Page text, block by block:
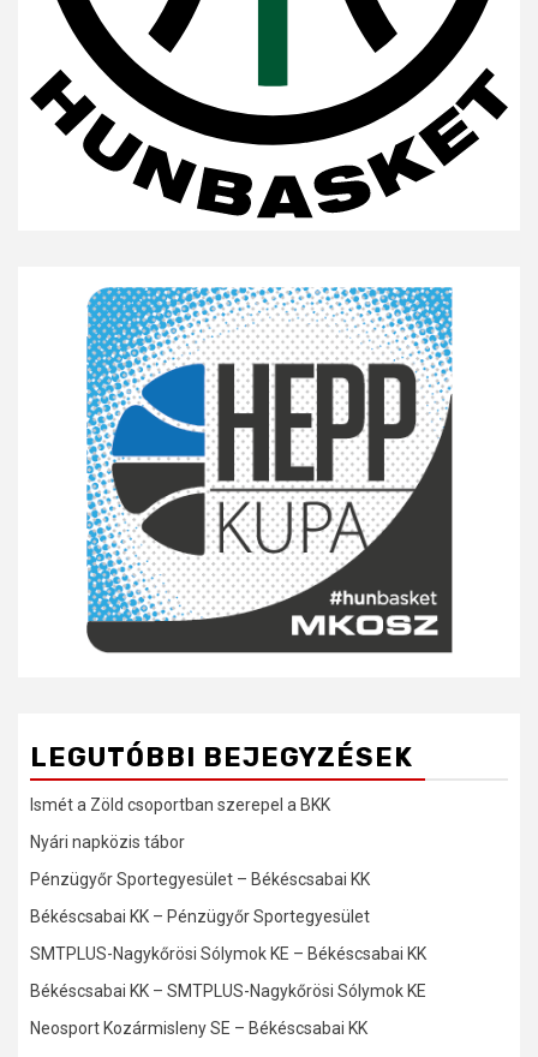
LEGUTÓBBI BEJEGYZÉSEK
Ismét a Zöld csoportban szerepel a BKK
Nyári napközis tábor
Pénzügyőr Sportegyesület – Békéscsabai KK
Békéscsabai KK – Pénzügyőr Sportegyesület
SMTPLUS-Nagykőrösi Sólymok KE – Békéscsabai KK
Békéscsabai KK – SMTPLUS-Nagykőrösi Sólymok KE
Neosport Kozármisleny SE – Békéscsabai KK